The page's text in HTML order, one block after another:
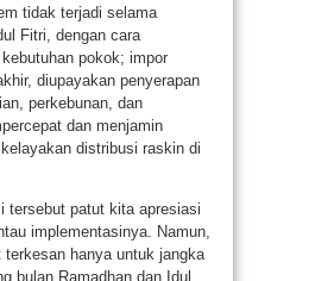
tidak terjadi selama
Fitri, dengan cara
pokok; impor
diupayakan penyerapan
perkebunan, dan
dan menjamin
distribusi raskin di
tersebut patut kita apresiasi
implementasinya. Namun,
hanya untuk jangka
bulan Ramadhan dan Idul